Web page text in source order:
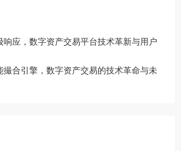
响应，数字资产交易平台技术革新与用户
撮合引擎，数字资产交易的技术革命与未